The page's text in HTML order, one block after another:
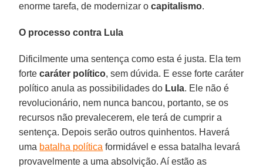
enorme tarefa, de modernizar ocapitalismo.
O processo contra Lula
Dificilmente uma sentença como esta é justa. Ela tem
forte caráter político, sem dúvida. E esse forte caráter
político anula as possibilidades do Lula. Ele não é
revolucionário, nem nunca bancou, portanto, se os
recursos não prevalecerem, ele terá de cumprir a
sentença. Depois serão outros quinhentos. Haverá
uma batalha política formidável e essa batalha levará
provavelmente a uma absolvição. Aí estão as